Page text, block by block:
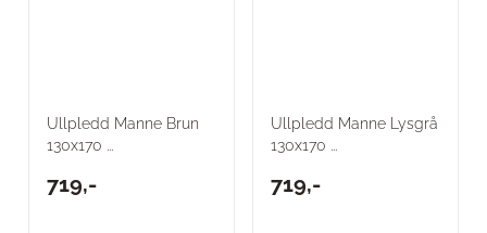
Ullpledd Manne Brun
130x170 ...
719,-
Ullpledd Manne Lysgrå
130x170 ...
719,-